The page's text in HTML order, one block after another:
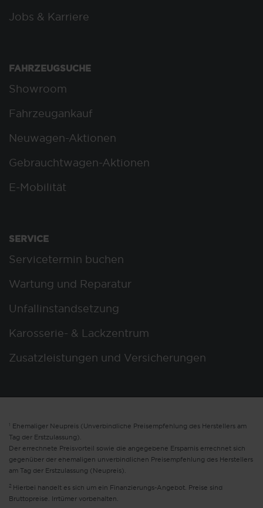
Jobs & Karriere
FAHRZEUGSUCHE
Showroom
Fahrzeugankauf
Neuwagen-Aktionen
Gebrauchtwagen-Aktionen
E-Mobilität
SERVICE
Servicetermin buchen
Wartung und Reparatur
Unfallinstandsetzung
Karosserie- & Lackzentrum
Zusatzleistungen und Versicherungen
1 Ehemaliger Neupreis (Unverbindliche Preisempfehlung des Herstellers am
Tag der Erstzulassung).
Der errechnete Preisvorteil sowie die angegebene Ersparnis errechnet sich
gegenüber der ehemaligen unverbindlichen Preisempfehlung des Herstellers
am Tag der Erstzulassung (Neupreis).
2 Hierbei handelt es sich um ein Finanzierungs-Angebot. Preise sind
Bruttopreise. Irrtümer vorbehalten.